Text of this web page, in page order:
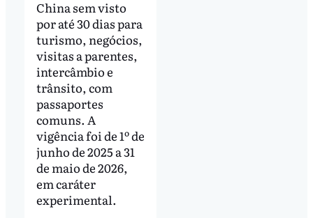
China sem visto
por até 30 dias para
turismo, negócios,
visitas a parentes,
intercâmbio e
trânsito, com
passaportes
comuns. A
vigência foi de 1º de
junho de 2025 a 31
de maio de 2026,
em caráter
experimental.